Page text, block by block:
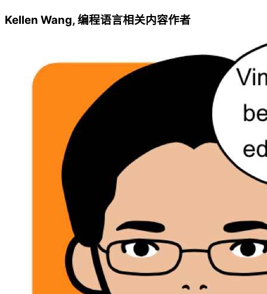
Kellen Wang, 编程语言相关内容作者